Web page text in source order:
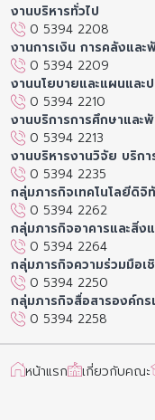
งานบริหารทั่วไป
0 5394 2208
งานการเงิน การคลังและ
0 5394 2209
งานนโยบายและแผนแล
0 5394 2210
งานบริการการศึกษาแล
0 5394 2213
งานบริหารงานวิจัย บริก
0 5394 2235
กลุ่มภารกิจเทคโนโลยีดิจิ
0 5394 2262
กลุ่มภารกิจอาคารและสิ่ง
0 5394 2264
กลุ่มภารกิจความร่วมมือเ
0 5394 2250
กลุ่มภารกิจสื่อสารองค์กร
0 5394 2258
หน้าแรก เกี่ยวกับคณะ